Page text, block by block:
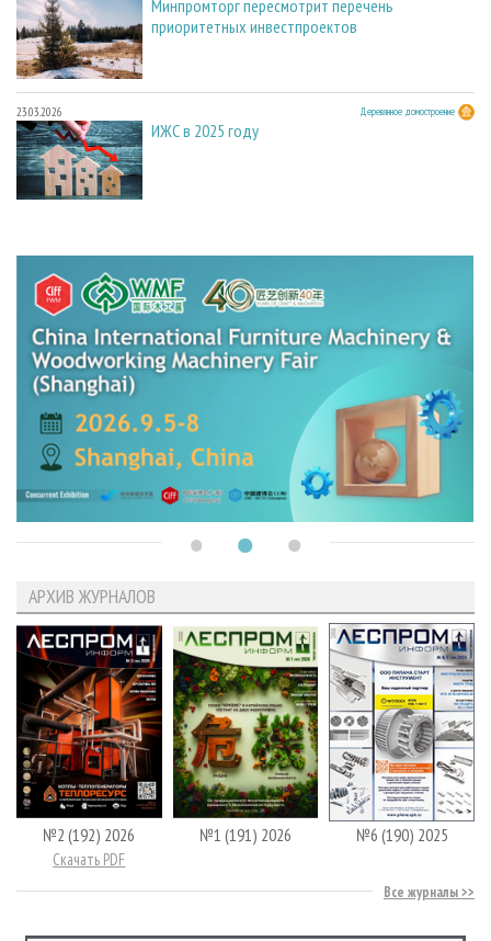
Минпромторг пересмотрит перечень
приоритетных инвестпроектов
23.03.2026 Деревянное домостроение
ИЖС в 2025 году
АРХИВ ЖУРНАЛОВ
№2 (192) 2026
Скачать PDF
№1 (191) 2026 №6 (190) 2025
Все журналы